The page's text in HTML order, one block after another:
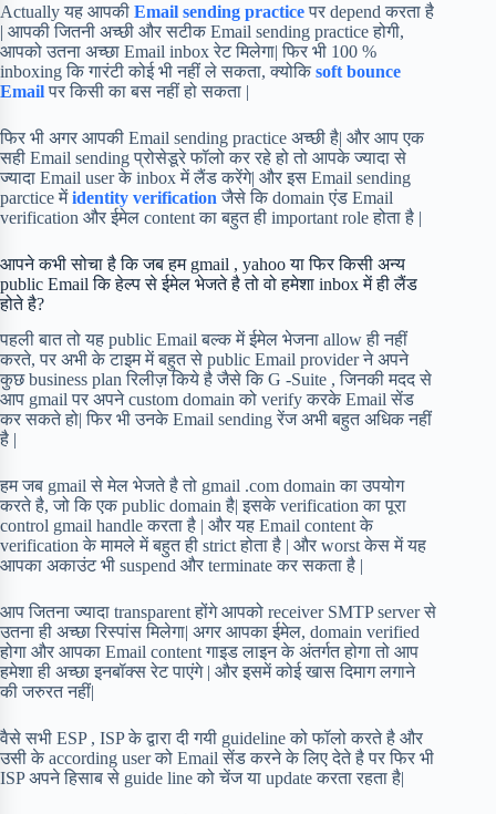
Actually यह आपकी Email sending practiceपर depend करता है
| आपकी जितनी अच्छी और सटीक Email sending practice होगी,
आपको उतना अच्छा Email inbox रेट मिलेगा| फिर भी 100 %
inboxing कि गारंटी कोई भी नहीं ले सकता, क्योकि soft bounce
Emailपर किसी का बस नहीं हो सकता |
फिर भी अगर आपकी Email sending practice अच्छी है| और आप एक
सही Email sending प्रोसेडूरे फॉलो कर रहे हो तो आपके ज्यादा से
ज्यादा Email user के inbox में लैंड करेंगे| और इस Email sending
parctice मेंidentity verification जैसे कि domain एंड Email
verification और ईमेल content का बहुत ही important role होता है |
आपने कभी सोचा है कि जब हम gmail , yahoo या फिर किसी अन्य
public Email कि हेल्प से ईमेल भेजते है तो वो हमेशा inbox में ही लैंड
होते है?
पहली बात तो यह public Email बल्क में ईमेल भेजना allow ही नहीं
करते, पर अभी के टाइम में बहुत से public Email provider ने अपने
कुछ business plan रिलीज़ किये है जैसे कि G -Suite , जिनकी मदद से
आप gmail पर अपने custom domain को verify करके Email सेंड
कर सकते हो| फिर भी उनके Email sending रेंज अभी बहुत अधिक नहीं
है |
हम जब gmail से मेल भेजते है तो gmail .com domain का उपयोग
करते है, जो कि एक public domain है| इसके verification का पूरा
control gmail handle करता है | और यह Email content के
verification के मामले में बहुत ही strict होता है | और worst केस में यह
आपका अकाउंट भी suspend और terminate कर सकता है |
आप जितना ज्यादा transparent होंगे आपको receiver SMTP server से
उतना ही अच्छा रिस्पांस मिलेगा| अगर आपका ईमेल, domain verified
होगा और आपका Email content गाइड लाइन के अंतर्गत होगा तो आप
हमेशा ही अच्छा इनबॉक्स रेट पाएंगे | और इसमें कोई खास दिमाग लगाने
की जरुरत नहीं|
वैसे सभी ESP , ISP के द्वारा दी गयी guideline को फॉलो करते है और
उसी के according user को Email सेंड करने के लिए देते है पर फिर भी
ISP अपने हिसाब से guide line को चेंज या update करता रहता है|